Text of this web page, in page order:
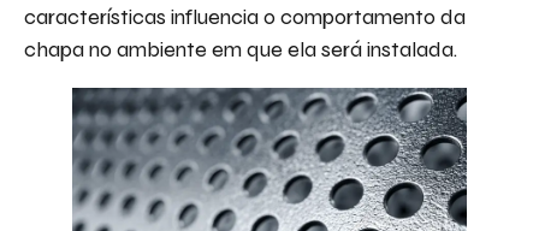
características influencia o comportamento da
chapa no ambiente em que ela será instalada.